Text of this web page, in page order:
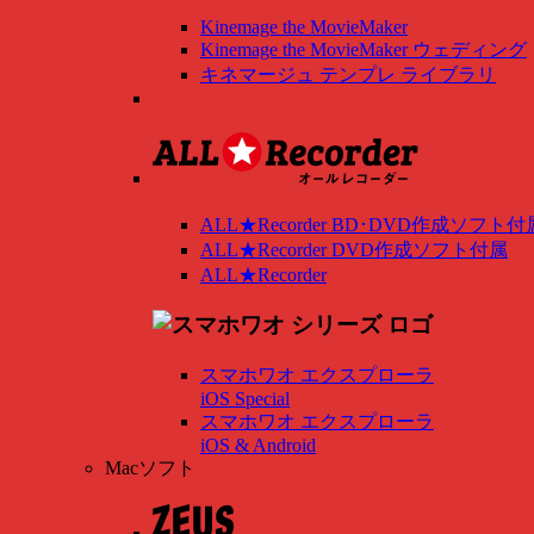
Kinemage the MovieMaker
Kinemage the MovieMaker ウェディング
キネマージュ テンプレ ライブラリ
ALL★Recorder BD･DVD作成ソフト付
ALL★Recorder DVD作成ソフト付属
ALL★Recorder
スマホワオ エクスプローラ
iOS Special
スマホワオ エクスプローラ
iOS & Android
Macソフト